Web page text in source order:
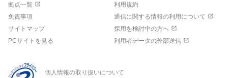
拠点一覧
利用規約
免責事項
通信に関する情報の利用について
サイトマップ
採用を検討中の方へ
PCサイトを見る
利用者データの外部送信
個人情報の取り扱いについて